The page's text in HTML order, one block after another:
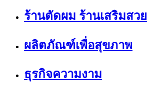
ร้านตัดผม ร้านเสริมสวย
ผลิตภัณฑ์เพื่อสุขภาพ
ธุรกิจความงาม